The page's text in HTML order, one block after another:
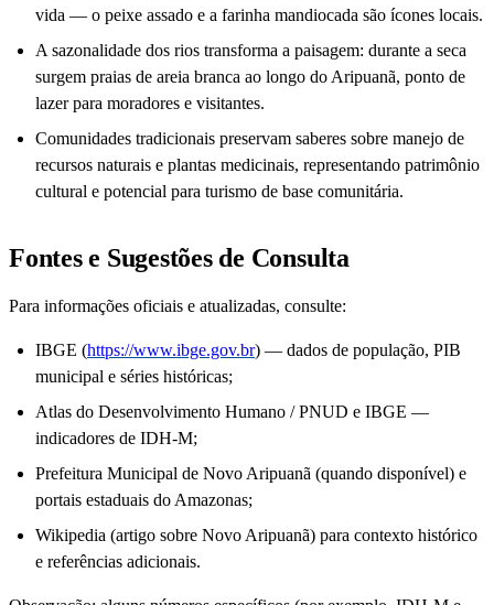
vida — o peixe assado e a farinha mandiocada são ícones locais.
A sazonalidade dos rios transforma a paisagem: durante a seca
surgem praias de areia branca ao longo do Aripuanã, ponto de
lazer para moradores e visitantes.
Comunidades tradicionais preservam saberes sobre manejo de
recursos naturais e plantas medicinais, representando patrimônio
cultural e potencial para turismo de base comunitária.
Fontes e Sugestões de Consulta
Para informações oficiais e atualizadas, consulte:
IBGE (https://www.ibge.gov.br) — dados de população, PIB
municipal e séries históricas;
Atlas do Desenvolvimento Humano / PNUD e IBGE —
indicadores de IDH-M;
Prefeitura Municipal de Novo Aripuanã (quando disponível) e
portais estaduais do Amazonas;
Wikipedia (artigo sobre Novo Aripuanã) para contexto histórico
e referências adicionais.